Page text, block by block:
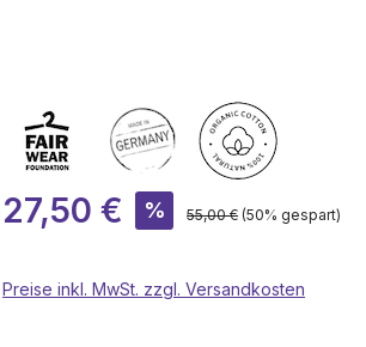
Verkaufspreis:
27,50 € % Regulärer Preis:
55,00 € (50% gespart)
Preise inkl. MwSt. zzgl. Versandkosten